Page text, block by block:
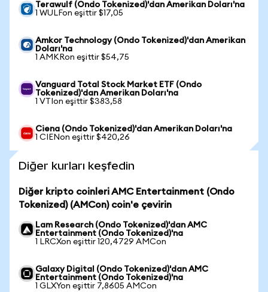
Terawulf (Ondo Tokenized)'dan Amerikan Doları'na
1 WULFon eşittir $17,05
Amkor Technology (Ondo Tokenized)'dan Amerikan
Doları'na
1 AMKRon eşittir $54,75
Vanguard Total Stock Market ETF (Ondo
Tokenized)'dan Amerikan Doları'na
1 VTIon eşittir $383,58
Ciena (Ondo Tokenized)'dan Amerikan Doları'na
1 CIENon eşittir $420,26
Diğer kurları keşfedin
Diğer kripto coinleri AMC Entertainment (Ondo
Tokenized) (AMCon) coin'e çevirin
Lam Research (Ondo Tokenized)'dan AMC
Entertainment (Ondo Tokenized)'na
1 LRCXon eşittir 120,4729 AMCon
Galaxy Digital (Ondo Tokenized)'dan AMC
Entertainment (Ondo Tokenized)'na
1 GLXYon eşittir 7,8605 AMCon